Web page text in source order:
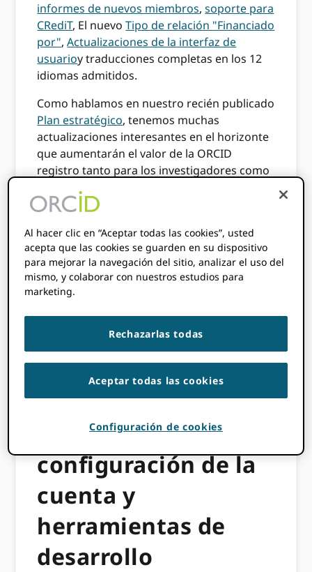
informes de nuevos miembros,soporte para
CRediT, El nuevoTipo de relación "Financiado
por",Actualizaciones de la interfaz de
usuarioy traducciones completas en los 12
idiomas admitidos.
Como hablamos en nuestro recién publicado
Plan estratégico, tenemos muchas
actualizaciones interesantes en el horizonte
que aumentarán el valor de la ORCID
registro tanto para los investigadores como
rápido de lo que compartimos la semana
interés de productos de septiembre .
¿Qué viene
después?
Nueva interfaz de
usuario para ORCID
registros,
configuración de la
cuenta y
herramientas de
desarrollo
Al hacer clic en “Aceptar todas las cookies”, usted
acepta que las cookies se guarden en su dispositivo
para mejorar la navegación del sitio, analizar el uso del
mismo, y colaborar con nuestros estudios para
marketing.
Rechazarlas todas
Aceptar todas las cookies
Configuración de cookies